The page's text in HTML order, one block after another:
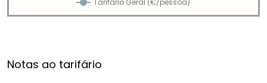
Tarifário Geral (€/pessoa)
Notas ao tarifário